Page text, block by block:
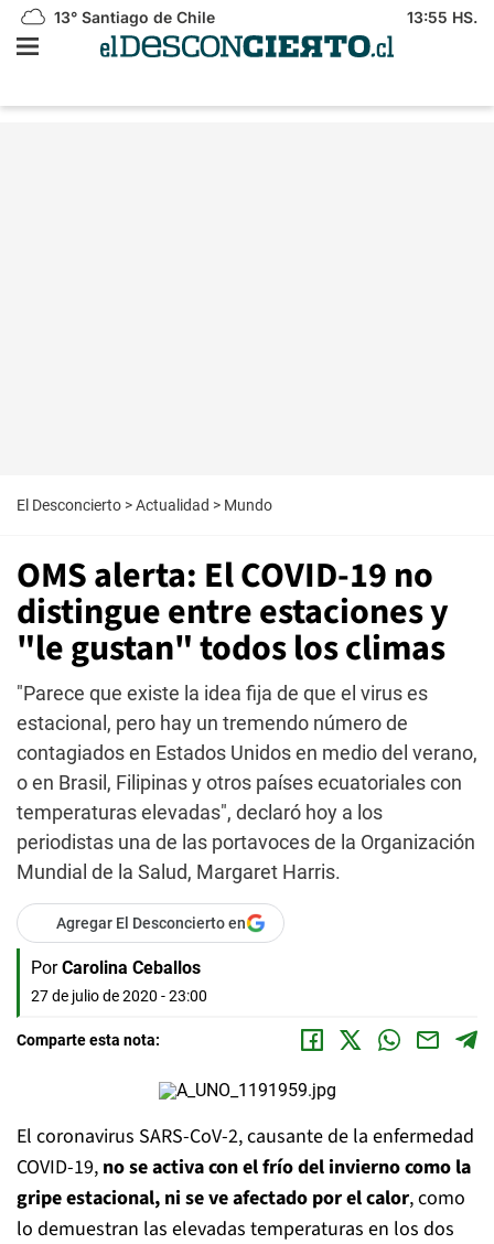
13° Santiago de Chile 13:55 HS.
El Desconcierto >Actualidad > Mundo
OMS alerta: El COVID-19 no
distingue entre estaciones y
"le gustan" todos los climas
"Parece que existe la idea fija de que el virus es
estacional, pero hay un tremendo número de
contagiados en Estados Unidos en medio del verano,
o en Brasil, Filipinas y otros países ecuatoriales con
temperaturas elevadas", declaró hoy a los
periodistas una de las portavoces de la Organización
Mundial de la Salud, Margaret Harris.
Agregar El Desconcierto en
Por Carolina Ceballos
27 de julio de 2020 - 23:00
Comparte esta nota:
El coronavirus SARS-CoV-2, causante de la enfermedad
COVID-19, no se activa con el frío del invierno como la
gripe estacional, ni se ve afectado por el calor, como
lo demuestran las elevadas temperaturas en los dos